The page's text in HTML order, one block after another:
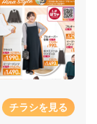
チラシを見る